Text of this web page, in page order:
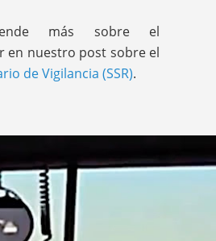
más sobre el
en nuestro post sobre el
de Vigilancia (SSR).